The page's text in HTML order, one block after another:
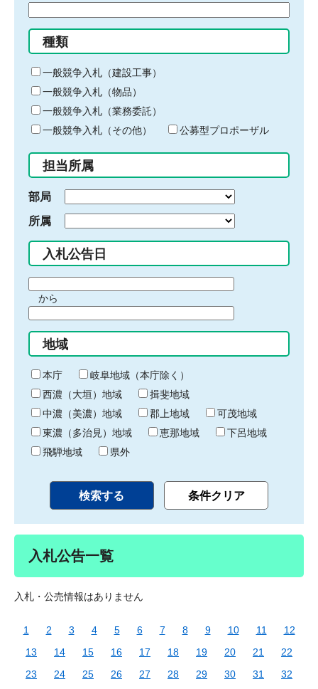
る
キ
ー
ワ
ー
ド
入
力
種類
一般競争入札（建設工事）
一般競争入札（物品）
一般競争入札（業務委託）
一般競争入札（その他）
公募型プロポーザル
担当所属
部局
所属
入札公告日
間
始
り
から
間
終
わ
り
地域
本庁
岐阜地域（本庁除く）
西濃（大垣）地域
揖斐地域
中濃（美濃）地域
郡上地域
可茂地域
東濃（多治見）地域
恵那地域
下呂地域
飛騨地域
県外
入札公告一覧
入札・公売情報はありません
1 2 3 4 5 6 7 8 9 10 11
12
13
14 15 16 17 18 19 20 21
22
23
24 25 26 27 28 29 30 31
32